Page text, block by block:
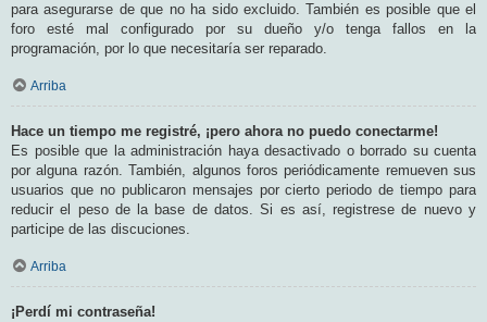
para asegurarse de que no ha sido excluido. También es posible que el
foro esté mal configurado por su dueño y/o tenga fallos en la
programación, por lo que necesitaría ser reparado.
Arriba
Hace un tiempo me registré, ¡pero ahora no puedo conectarme!
Es posible que la administración haya desactivado o borrado su cuenta
por alguna razón. También, algunos foros periódicamente remueven sus
usuarios que no publicaron mensajes por cierto periodo de tiempo para
reducir el peso de la base de datos. Si es así, registrese de nuevo y
participe de las discuciones.
Arriba
¡Perdí mi contraseña!